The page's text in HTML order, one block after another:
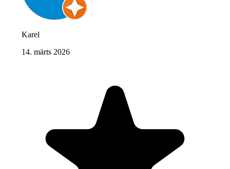
Karel
14. märts 2026